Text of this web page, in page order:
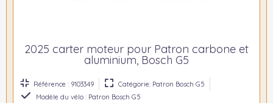
2025 carter moteur pour Patron carbone et
aluminium, Bosch G5
Référence : 9103349
Catégorie: Patron Bosch G5
Modèle du vélo : Patron Bosch G5